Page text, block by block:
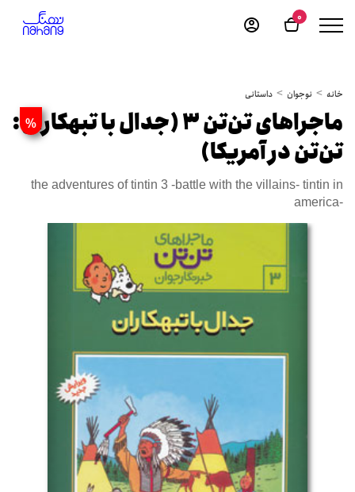
0
خانه نوجوان داستانی
%
ماجراهای تن‌تن 3 (جدال با تبهکاران:
تن‌تن در آمریکا)
the adventures of tintin 3 -battle with the villains- tintin in
america-